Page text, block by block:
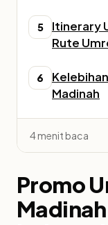
5
Itinerary
Rute
6
Madinah
4 menit baca
Promo